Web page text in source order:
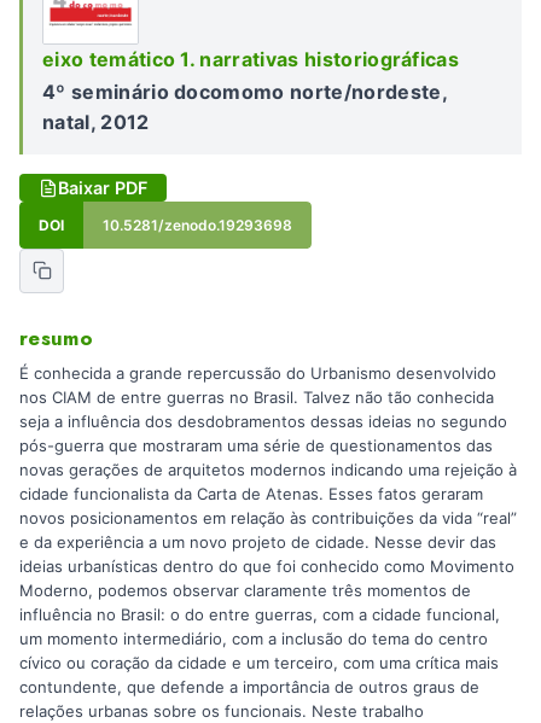
eixo temático 1. narrativas historiográficas
4º seminário docomomo norte/nordeste,
natal, 2012
Baixar PDF
DOI 10.5281/zenodo.19293698
resumo
É conhecida a grande repercussão do Urbanismo desenvolvido
nos CIAM de entre guerras no Brasil. Talvez não tão conhecida
seja a influência dos desdobramentos dessas ideias no segundo
pós-guerra que mostraram uma série de questionamentos das
novas gerações de arquitetos modernos indicando uma rejeição à
cidade funcionalista da Carta de Atenas. Esses fatos geraram
novos posicionamentos em relação às contribuições da vida “real”
e da experiência a um novo projeto de cidade. Nesse devir das
ideias urbanísticas dentro do que foi conhecido como Movimento
Moderno, podemos observar claramente três momentos de
influência no Brasil: o do entre guerras, com a cidade funcional,
um momento intermediário, com a inclusão do tema do centro
cívico ou coração da cidade e um terceiro, com uma crítica mais
contundente, que defende a importância de outros graus de
relações urbanas sobre os funcionais. Neste trabalho